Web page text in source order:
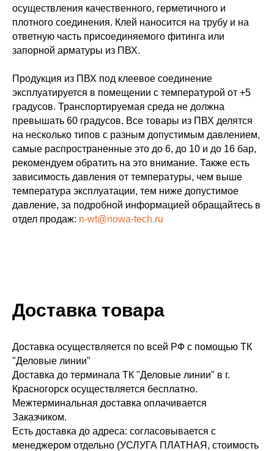
осуществления качественного, герметичного и
плотного соединения. Клей наносится на трубу и на
ответную часть присоединяемого фитинга или
запорной арматуры из ПВХ.
Продукция из ПВХ под клеевое соединение
эксплуатируется в помещении с температурой от +5
градусов. Транспортируемая среда не должна
превышать 60 градусов. Все товары из ПВХ делятся
на несколько типов с разным допустимым давлением,
самые распространенные это до 6, до 10 и до 16 бар,
рекомендуем обратить на это внимание. Также есть
зависимость давления от температуры, чем выше
температура эксплуатации, тем ниже допустимое
давление, за подробной информацией обращайтесь в
отдел продаж: n-wt@nowa-tech.ru
Доставка товара
Доставка осуществляется по всей РФ с помощью ТК
"Деловые линии"
Доставка до терминала ТК "Деловые линии" в г.
Красногорск осуществляется бесплатно.
Межтерминальная доставка оплачивается
Заказчиком.
Есть доставка до адреса: согласовывается с
менеджером отдельно (УСЛУГА ПЛАТНАЯ, стоимость